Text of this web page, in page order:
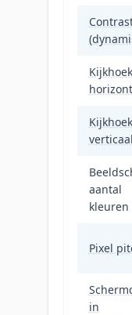
verticaal
aantal
kleuren
Pixel
in